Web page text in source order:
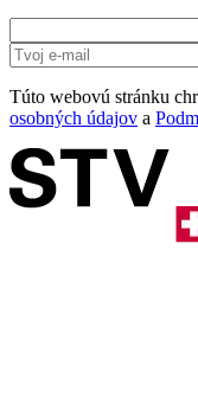
Túto webovú stránku
osobných údajov a